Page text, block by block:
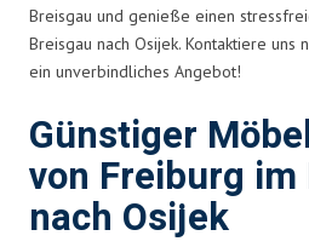
Breisgau und genieße einen
Breisgau nach Osijek. Kontaktiere uns
ein unverbindliches Angebot!
Günstiger
von Freiburg
nach Osijek